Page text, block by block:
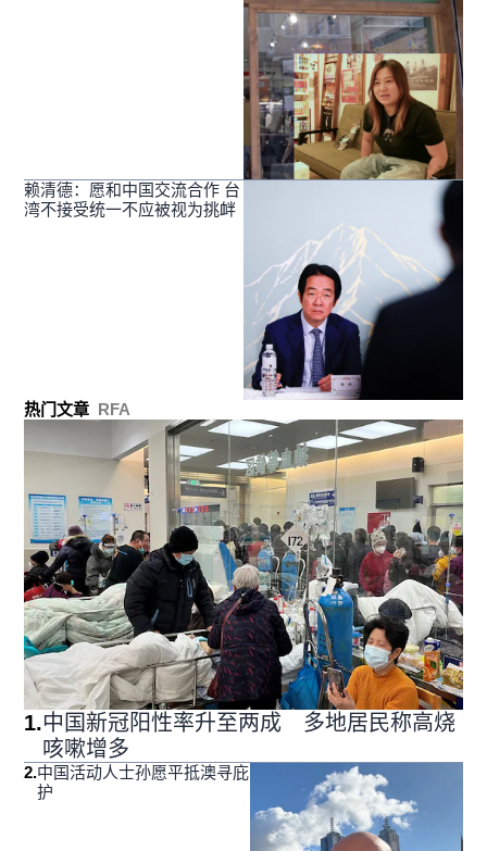
赖清德：愿和中国交流合作 台
湾不接受统一不应被视为挑衅
热门文章 RFA
1.中国新冠阳性率升至两成 多地居民称高烧
咳嗽增多
2.中国活动人士孙愿平抵澳寻庇
护